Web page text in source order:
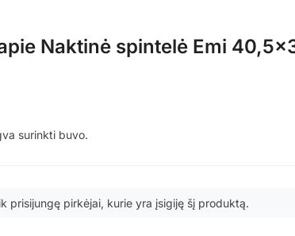
Naktinė spintelė Emi
surinkti buvo.
prisijungę pirkėjai, kurie yra įsigiję šį produktą.